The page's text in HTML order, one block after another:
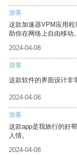
游客
这款加速器VPM应用
助你在网络上自由移动。
2024-04-08
游客
这款软件的界面设计非
2024-04-08
游客
这款app是我旅行的好
人情。
2024-04-08